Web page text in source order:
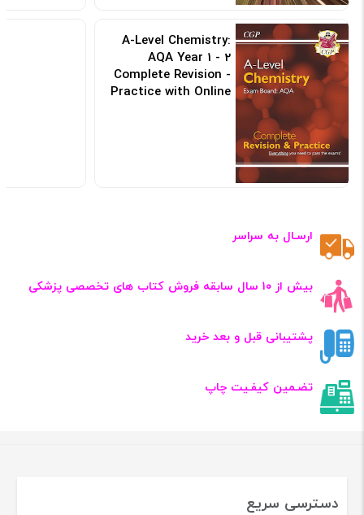
A-Level Chemistry:
AQA Year 1 - 2
Complete Revision -
Practice with Online
ارسـال به سراسر
بیش از ۱۰ سال سابقه فروش کتاب‌ های تخصصی پزشکی
پشتیبانی قبل و بعد خرید
تضـمین کیفـیت چاپ
دسترسی سریع